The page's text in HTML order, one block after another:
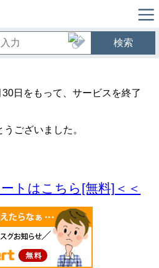
検索
日をもって、サービスを終了
ございました。
トはこちら[無料]＜＜